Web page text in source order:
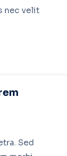
nec velit
Sed